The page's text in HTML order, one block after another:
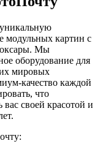
модульных картин с
Мы
оборудование для
мировых
качество каждой
что
своей красотой и